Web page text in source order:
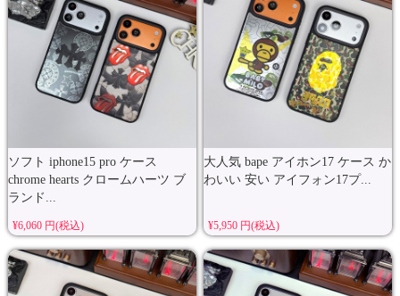
ソフト iphone15 pro ケース
chrome hearts クロームハーツ ブ
ランド...
¥6,060 円(税込)
大人気 bape アイホン17 ケース か
わいい 安い アイフォン17プ...
¥5,950 円(税込)